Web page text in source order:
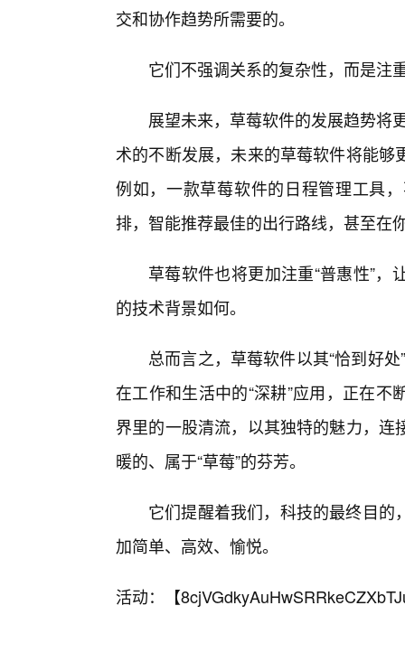
交和协作趋势所需要的。
它们不强调关系的复杂性，而是注
展望未来，草莓软件的发展趋势将
术的不断发展，未来的草莓软件将能
例如，一款草莓软件的日程管理工具
排，智能推荐最佳的出行路线，甚至在
草莓软件也将更加注重“普惠性”
的技术背景如何。
总而言之，草莓软件以其“恰到好
在工作和生活中的“深耕”应用，正在
界里的一股清流，以其独特的魅力，
暖的、属于“草莓”的芬芳。
它们提醒着我们，科技的最终目
加简单、高效、愉悦。
活动：【